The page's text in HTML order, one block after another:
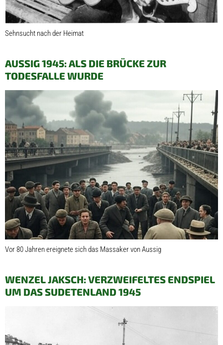
Sehnsucht nach der Heimat
AUSSIG 1945: ALS DIE BRÜCKE ZUR
TODESFALLE WURDE
Vor 80 Jahren ereignete sich das Massaker von Aussig
WENZEL JAKSCH: VERZWEIFELTES ENDSPIEL
UM DAS SUDETENLAND 1945